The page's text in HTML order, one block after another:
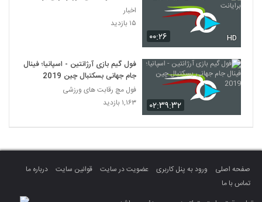
۰۰:۲۶ HD
اخبار
۱۵ بازدید
۰۲:۳۹:۳۲
فول گیم بازی آرژانتین - اسپانیا؛ فینال
جام جهانی بسکتبال چین 2019
فول مچ رقابت های ورزشی
۱,۱۶۳ بازدید
صفحه اصلی ورود به پنل کاربری عضویت در سایت قوانین سایت
درباره ما
تماس با ما